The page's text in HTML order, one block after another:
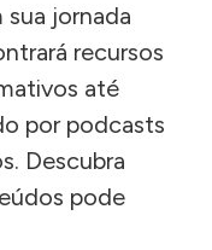
sua jornada
recursos
até
por podcasts
Descubra
pode